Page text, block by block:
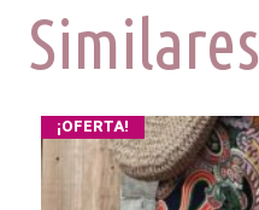
Similares
¡OFERTA!